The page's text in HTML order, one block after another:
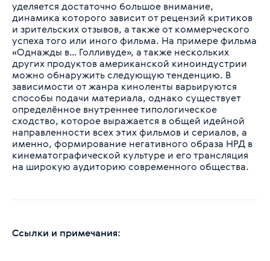
уделяется достаточно большое внимание,
динамика которого зависит от рецензий критиков
и зрительских отзывов, а также от коммерческого
успеха того или иного фильма. На примере фильма
«Однажды в… Голливуде», а также нескольких
других продуктов американской киноиндустрии
можно обнаружить следующую тенденцию. В
зависимости от жанра киноленты варьируются
способы подачи материала, однако существует
определённое внутреннее типологическое
сходство, которое выражается в общей идейной
направленности всех этих фильмов и сериалов, а
именно, формирование негативного образа НРД в
кинематографической культуре и его трансляция
на широкую аудиторию современного общества.
Ссылки и примечания: